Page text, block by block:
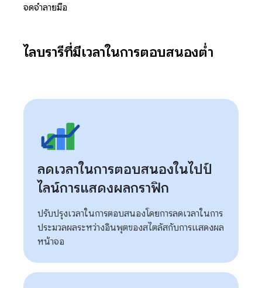
จดจำลายมือ
ไลบรารีที่มีเวลาในการตอบสนองต่ำ
ลดเวลาในการตอบสนองในไปป์
ไลน์การแสดงผลกราฟิก
ปรับปรุงเวลาในการตอบสนองโดยการลดเวลาในการ
ประมวลผลระหว่างอินพุตของสไตลัสกับการแสดงผล
หน้าจอ